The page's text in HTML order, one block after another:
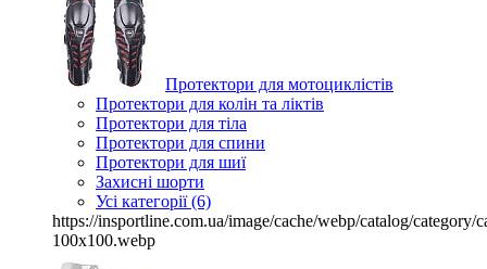
Протектори для мотоциклістів
Протектори для колін та ліктів
Протектори для тіла
Протектори для спини
Протектори для шиї
Захисні шорти
Усі категорії (6)
https://insportline.com.ua/image/cache/webp/catalog/category/
100x100.webp